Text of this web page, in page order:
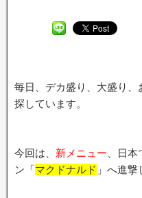
毎日、デカ盛り、大盛り
探しています。
今回は、 新メニュ ー 、日
ン「マクドナルド 」へ進撃